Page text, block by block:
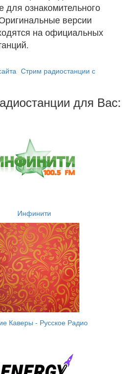
для ознакомительного
версии
на официальных
Стрим радиостанции с
для Вас:
Инфинити
Каверы - Русское Радио